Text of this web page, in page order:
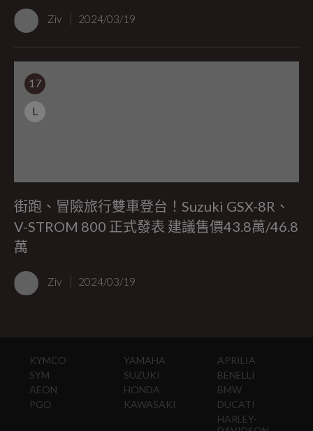
Ziv 2024/03/19
17
L
街跑、冒險旅行雙車登台！Suzuki GSX-8R、
V-STROM 800 正式發表 建議售價43.8萬/46.8
萬
Ziv 2024/03/19
KYMCO
SYM
AEON
PGO
YAMAHA
SUZUKI
HONDA
KAWASAKI
APRILIA
BENELLI
BMW
DUCATI
HARLEY-